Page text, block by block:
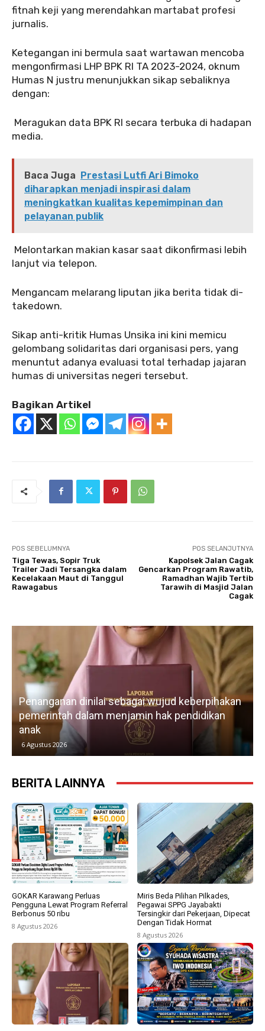
fitnah keji yang merendahkan martabat profesi
jurnalis.
‎Ketegangan ini bermula saat wartawan mencoba
mengonfirmasi LHP BPK RI TA 2023-2024, oknum
Humas N justru menunjukkan sikap sebaliknya
dengan:
‎ Meragukan data BPK RI secara terbuka di hadapan
media.
Baca Juga Prestasi Lutfi Ari Bimoko
diharapkan menjadi inspirasi dalam
meningkatkan kualitas kepemimpinan dan
pelayanan publik
‎ Melontarkan makian kasar saat dikonfirmasi lebih
lanjut via telepon.
Mengancam melarang liputan jika berita tidak di-
takedown.
‎‎Sikap anti-kritik Humas Unsika ini kini memicu
gelombang solidaritas dari organisasi pers, yang
menuntut adanya evaluasi total terhadap jajaran
humas di universitas negeri tersebut.
Bagikan Artikel
POS SEBELUMNYA
Tiga Tewas, Sopir Truk
Trailer Jadi Tersangka dalam
Kecelakaan Maut di Tanggul
Rawagabus
POS SELANJUTNYA
Kapolsek Jalan Cagak
Gencarkan Program Rawatib,
Ramadhan Wajib Tertib
Tarawih di Masjid Jalan
Cagak‎
Penanganan dinilai sebagai wujud keberpihakan
pemerintah dalam menjamin hak pendidikan
anak
6 Agustus 2026
BERITA LAINNYA
GOKAR Karawang Perluas
Pengguna Lewat Program Referral
Berbonus 50 ribu
8 Agustus 2026
Miris Beda Pilihan Pilkades,
Pegawai SPPG Jayabakti
Tersingkir dari Pekerjaan, Dipecat
Dengan Tidak Hormat
8 Agustus 2026